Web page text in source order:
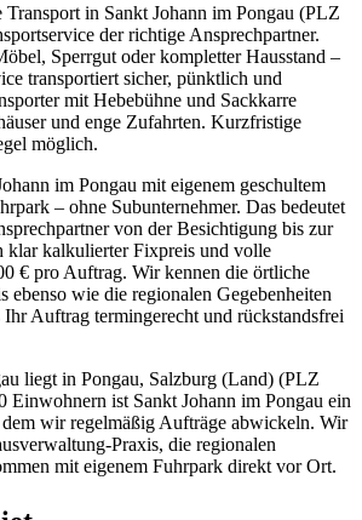
Transport in Sankt Johann im Pongau (PLZ
der richtige Ansprechpartner.
Sperrgut oder kompletter Hausstand –
transportiert sicher, pünktlich und
mit Hebebühne und Sackkarre
und enge Zufahrten. Kurzfristige
möglich.
im Pongau mit eigenem geschultem
– ohne Subunternehmer. Das bedeutet
von der Besichtigung bis zur
klar kalkulierter Fixpreis und volle
€ pro Auftrag. Wir kennen die örtliche
ebenso wie die regionalen Gegebenheiten
Ihr Auftrag termingerecht und rückstandsfrei
liegt in Pongau, Salzburg (Land) (PLZ
Einwohnern ist Sankt Johann im Pongau ein
wir regelmäßig Aufträge abwickeln. Wir
Praxis, die regionalen
mit eigenem Fuhrpark direkt vor Ort.